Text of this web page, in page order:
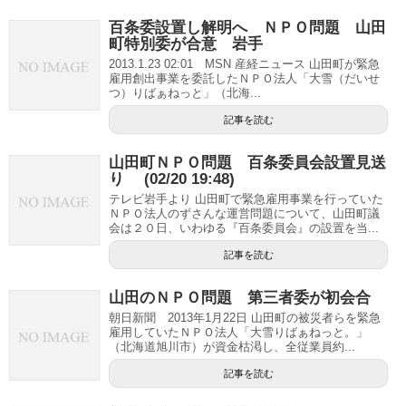
百条委設置し解明へ ＮＰＯ問題 山田
町特別委が合意 岩手
2013.1.23 02:01 MSN 産経ニュース 山田町が緊急
雇用創出事業を委託したＮＰＯ法人「大雪（だいせ
つ）りばぁねっと」（北海...
記事を読む
山田町ＮＰＯ問題 百条委員会設置見送
り (02/20 19:48)
テレビ岩手より 山田町で緊急雇用事業を行っていた
ＮＰＯ法人のずさんな運営問題について、山田町議
会は２０日、いわゆる『百条委員会』の設置を当...
記事を読む
山田のＮＰＯ問題 第三者委が初会合
朝日新聞 2013年1月22日 山田町の被災者らを緊急
雇用していたＮＰＯ法人「大雪りばぁねっと。」
（北海道旭川市）が資金枯渇し、全従業員約...
記事を読む